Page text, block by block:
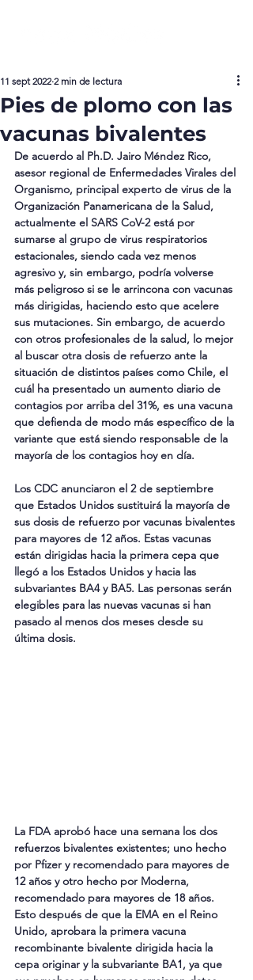
Pies de plomo con las
vacunas bivalentes
11 sept 2022 2 min de lectura
De acuerdo al Ph.D. Jairo Méndez Rico,
asesor regional de Enfermedades Virales del
Organismo, principal experto de virus de la
Organización Panamericana de la Salud,
actualmente el SARS CoV-2 está por
sumarse al grupo de virus respiratorios
estacionales, siendo cada vez menos
agresivo y, sin embargo, podría volverse
más peligroso si se le arrincona con vacunas
más dirigidas, haciendo esto que acelere
sus mutaciones. Sin embargo, de acuerdo
con otros profesionales de la salud, lo mejor
al buscar otra dosis de refuerzo ante la
situación de distintos países como Chile, el
cuál ha presentado un aumento diario de
contagios por arriba del 31%, es una vacuna
que defienda de modo más específico de la
variante que está siendo responsable de la
mayoría de los contagios hoy en día.
Los CDC anunciaron el 2 de septiembre
que Estados Unidos sustituirá la mayoría de
sus dosis de refuerzo por vacunas bivalentes
para mayores de 12 años. Estas vacunas
están dirigidas hacia la primera cepa que
llegó a los Estados Unidos y hacia las
subvariantes BA4 y BA5. Las personas serán
elegibles para las nuevas vacunas si han
pasado al menos dos meses desde su
última dosis.
La FDA aprobó hace una semana los dos
refuerzos bivalentes existentes; uno hecho
por Pfizer y recomendado para mayores de
12 años y otro hecho por Moderna,
recomendado para mayores de 18 años.
Esto después de que la EMA en el Reino
Unido, aprobara la primera vacuna
recombinante bivalente dirigida hacia la
cepa originar y la subvariante BA1, ya que